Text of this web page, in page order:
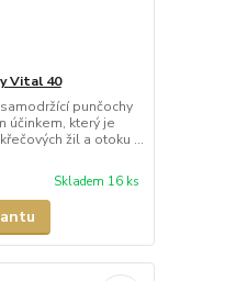
Vital 40
punčochy
účinkem, který je
žil a otoku ...
Skladem 16 ks